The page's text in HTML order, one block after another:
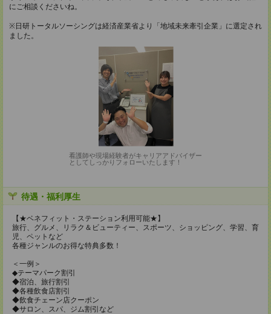
にご相談くださいね。
※日研トータルソーシングは経済産業省より「地域未来牽引企業」に選定され
ました。
看護師や現場経験者がキャリアアドバイザー
としてしっかりフォローいたします！
待遇・福利厚生
【★ベネフィット・ステーション利用可能★】
旅行、グルメ、リラク＆ビューティー、スポーツ、ショッピング、学習、育
児、ペットなど
各種ジャンルのお得な特典多数！
＜一例＞
◆テーマパーク割引
◆宿泊、旅行割引
◆各種飲食店割引
◆飲食チェーン店クーポン
◆サロン、スパ、ジム割引など